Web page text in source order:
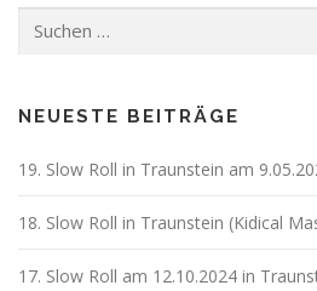
nach:
NEUESTE BEITRÄGE
19. Slow Roll in Traunstein am
18. Slow Roll in Traunstein (Kidical
17. Slow Roll am 12.10.2024 in